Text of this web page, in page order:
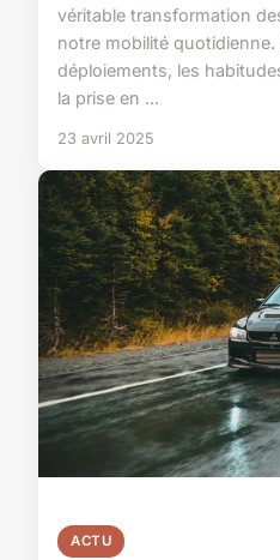
véritable transformation
notre mobilité quotidienne.
déploiements, les
la prise en ...
23 avril 2025
ACTU